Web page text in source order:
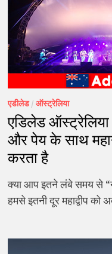
एडीलेड/ ऑस्ट्रेलिया
एडिलेड ऑस्ट्रेलिया
और पेय के साथ
करता है
क्या आप इतने लंबे समय से
हमसे इतनी दूर महाद्वीप